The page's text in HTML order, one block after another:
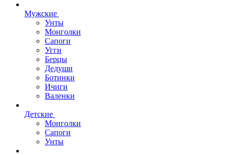
Мужские
Унты
Монголки
Сапоги
Угги
Берцы
Дедуши
Ботинки
Ичиги
Валенки
Детские
Монголки
Сапоги
Унты